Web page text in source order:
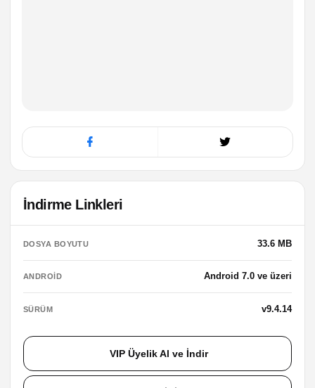
İndirme Linkleri
DOSYA BOYUTU 33.6 MB
ANDROID Android 7.0 ve üzeri
SÜRÜM v9.4.14
VIP Üyelik Al ve İndir